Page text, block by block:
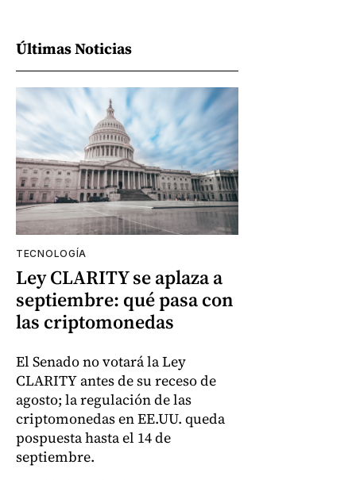
Últimas Noticias
TECNOLOGÍA
Ley CLARITY se aplaza a
septiembre: qué pasa con
las criptomonedas
El Senado no votará la Ley
CLARITY antes de su receso de
agosto; la regulación de las
criptomonedas en EE.UU. queda
pospuesta hasta el 14 de
septiembre.